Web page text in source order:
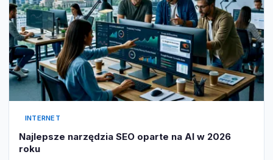
INTERNET
Najlepsze narzędzia SEO oparte na AI w 2026
roku